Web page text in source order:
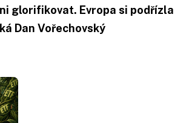
glorifikovat. Evropa si podřízla
Dan Vořechovský